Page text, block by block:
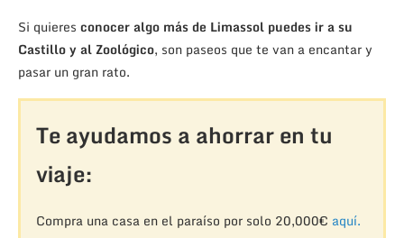
Si quieres conocer algo más de Limassol puedes ir a su
Castillo y al Zoológico, son paseos que te van a encantar y
pasar un gran rato.
Te ayudamos a ahorrar en tu
viaje:
Compra una casa en el paraíso por solo 20,000€ aquí.